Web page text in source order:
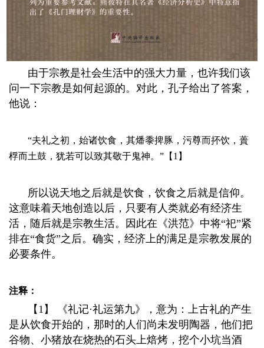
由于宗教是社会生活中的强大力量，也许我们该
问一下宗教是如何起源的。对此，孔子给出了答案，
他说：
“夫礼之初，始诸饮食，其燔黍捭豚，污尊而抔饮，蕢
桴而土鼓，犹若可以致其敬于鬼神。” 【1】
所以说天地之后就是饮食，饮食之后就是信仰。
这意味着天地创造以后，只要有人类就必有经济生
活，随后就是宗教生活。因此在《洪范》中将“祀”紧
排在“食货”之后。确实，经济上的满足是宗教发展的
必要条件。
注释：
【1】 《礼记·礼运第九》，意为：上古礼的产生
是从饮食开始的，那时的人们尚未发明陶器，他们把
谷物、小猪放在烧热的石头上焙烤，挖个小坑当酒